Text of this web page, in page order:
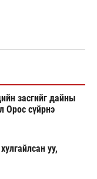
засгийг дайны
Орос сүйрнэ
уу,